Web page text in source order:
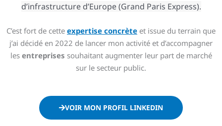
d’infrastructure d’Europe (Grand Paris Express).
C’est fort de cette expertise concrète et issue du terrain que
j’ai décidé en 2022 de lancer mon activité et d’accompagner
les entreprises souhaitant augmenter leur part de marché
sur le secteur public.
VOIR MON PROFIL LINKEDIN